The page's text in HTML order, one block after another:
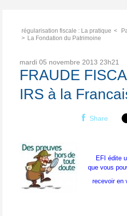
régularisation fiscale : La pratique
La Fondation du Patrimoine
mardi 05 novembre 2013 23h21
FRAUDE
IRS à la
Share
EFI édite
que vous
recevoir en